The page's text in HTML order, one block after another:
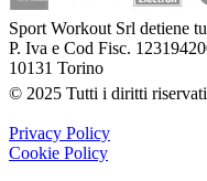
Sport Workout Srl detiene
P. Iva e Cod Fisc.
10131 Torino
© 2025 Tutti i diritti riservati
Privacy Policy
Cookie Policy